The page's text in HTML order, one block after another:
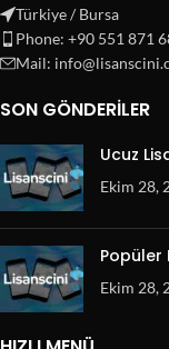
Türkiye / Bursa
Phone: +90 551 871
Mail:
SON GÖNDERILER
Ucuz
Ekim 28,
Popüler
Ekim 28,